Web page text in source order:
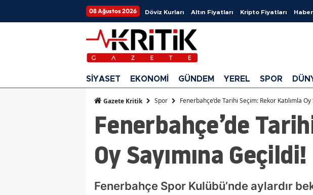
08 Ağustos 2026 Döviz Kurları Altın Fiyatları Kripto Fiyatları
SİYASET EKONOMİ GÜNDEM YEREL SPOR
Gazete Kritik Spor Fenerbahçe’de Tarihi Seçim: Rekor Katılımla Oy
Fenerbahçe’de
Oy Sayımına Geçildi!
Fenerbahçe Spor Kulübü’nde aylardır